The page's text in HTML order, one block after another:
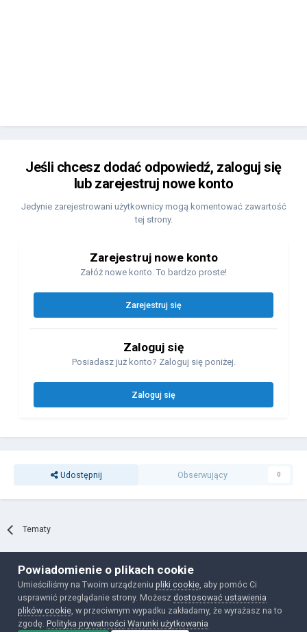
Jeśli chcesz dodać odpowiedź, zaloguj się
lub zarejestruj nowe konto
Jedynie zarejestrowani użytkownicy mogą komentować zawartość
tej strony.
Zarejestruj nowe konto
Załóż nowe konto. To bardzo proste!
Zarejestruj się
Zaloguj się
Posiadasz już konto? Zaloguj się poniżej.
Zaloguj się
Udostępnij Obserwujący 0
Tematy
Polityka prywatności Ciasteczka
Powered by Invision Community
Powiadomienie o plikach cookie
Umieściliśmy na Twoim urządzeniupliki cookie , aby pomóc Ci
usprawnić przeglądanie strony. Możesz dostosować ustawienia
plików cookie , w przeciwnym wypadku zakładamy, że wyrażasz na to
zgodę.Polityka prywatności Warunki użytkowania